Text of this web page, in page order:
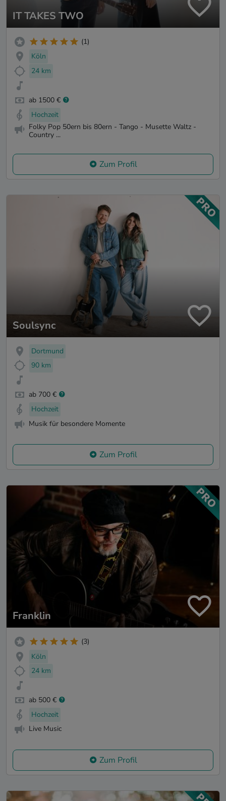
IT TAKES TWO
(1)
Köln
24 km
ab 1500 €
Hochzeit
Folky Pop 50ern bis 80ern - Tango - Musette Waltz -
Country ...
Zum Profil
Soulsync
Dortmund
90 km
ab 700 €
Hochzeit
Musik für besondere Momente
Zum Profil
Franklin
(3)
Köln
24 km
ab 500 €
Hochzeit
Live Music
Zum Profil